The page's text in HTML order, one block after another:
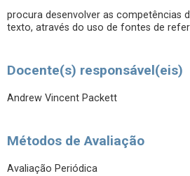
procura desenvolver as competências
texto, através do uso de fontes de
Docente(s) responsável(eis)
Andrew Vincent Packett
Métodos de Avaliação
Avaliação Periódica